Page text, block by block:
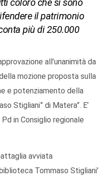
coloro che si sono
il patrimonio
più di 250.000
all’unanimità da
mozione proposta sulla
e potenziamento della
Stigliani” di Matera”. E’
in Consiglio regionale
avviata
Tommaso Stigliani'